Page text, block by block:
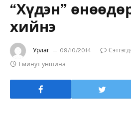
“Хүдэн”
хийнэ
Урлаг 09/10/2014
1 минут уншина